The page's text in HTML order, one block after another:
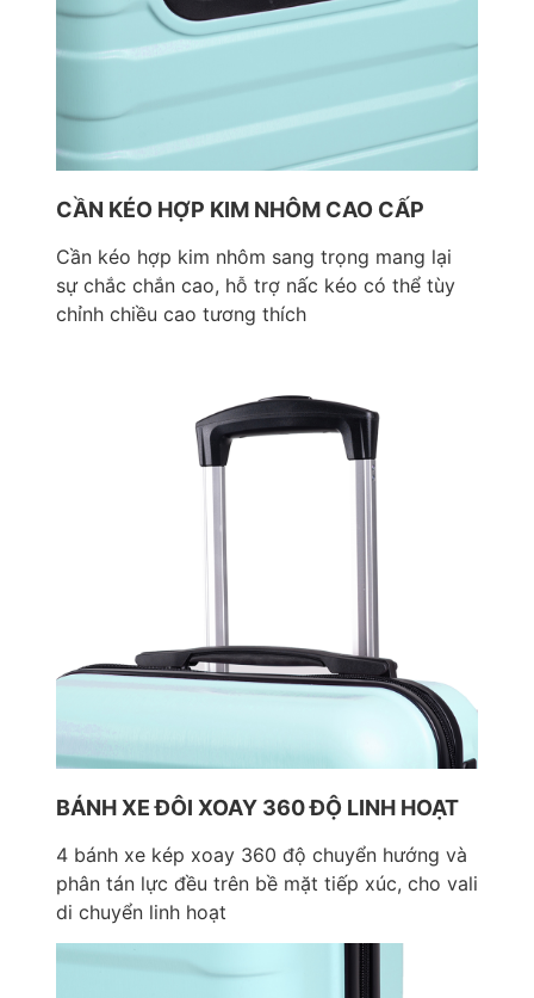
CẦN KÉO HỢP KIM NHÔM CAO CẤP
Cần kéo hợp kim nhôm sang trọng mang lại
sự chắc chắn cao, hỗ trợ nấc kéo có thể tùy
chỉnh chiều cao tương thích
BÁNH XE ĐÔI XOAY 360 ĐỘ LINH HOẠT
4 bánh xe kép xoay 360 độ chuyển hướng và
phân tán lực đều trên bề mặt tiếp xúc, cho vali
di chuyển linh hoạt